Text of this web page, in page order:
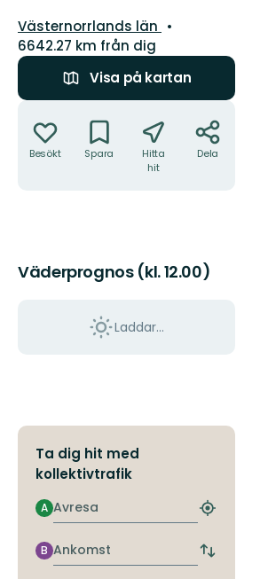
Län:
Västernorrlands län
6642.27 km från dig
Visa på kartan
Besökt Spara
Hitta
hit
Dela
Väderprognos (kl. 12.00)
Laddar...
Ta dig hit med
kollektivtrafik
Avresa
A
Hitta
hållplats
Ankomst
B
Byt